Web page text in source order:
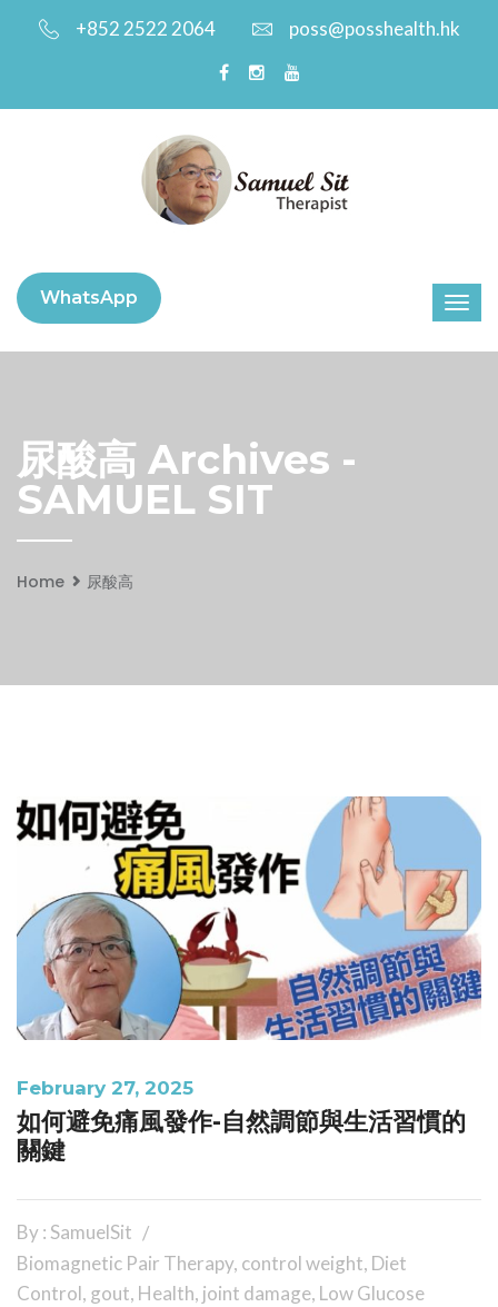
+852 2522 2064 poss@posshealth.hk
WhatsApp
尿酸高 Archives -
SAMUEL SIT
Home 尿酸高
February 27, 2025
如何避免痛風發作-自然調節與生活習慣的
關鍵
By : SamuelSit
Biomagnetic Pair Therapy, control weight, Diet
Control, gout, Health, joint damage, Low Glucose